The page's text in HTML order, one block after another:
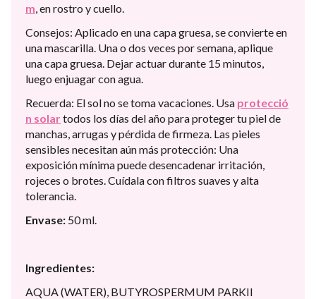
m , en rostro y cuello.
Consejos: Aplicado en una capa gruesa, se convierte en
una mascarilla. Una o dos veces por semana, aplique
una capa gruesa. Dejar actuar durante 15 minutos,
luego enjuagar con agua.
Recuerda: El sol no se toma vacaciones. Usa protecció
n solartodos los días del año para proteger tu piel de
manchas, arrugas y pérdida de firmeza. Las pieles
sensibles necesitan aún más protección: Una
exposición mínima puede desencadenar irritación,
rojeces o brotes. Cuídala con filtros suaves y alta
tolerancia.
Envase: 50 ml.
Ingredientes:
AQUA (WATER), BUTYROSPERMUM PARKII